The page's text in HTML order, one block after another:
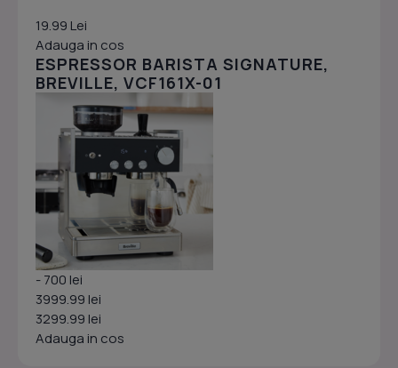
19.99 Lei
Adauga in cos
ESPRESSOR BARISTA SIGNATURE,
BREVILLE, VCF161X-01
- 700 lei
3999.99 lei
3299.99 lei
Adauga in cos